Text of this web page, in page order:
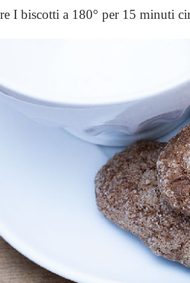
I biscotti a 180° per 15 minuti